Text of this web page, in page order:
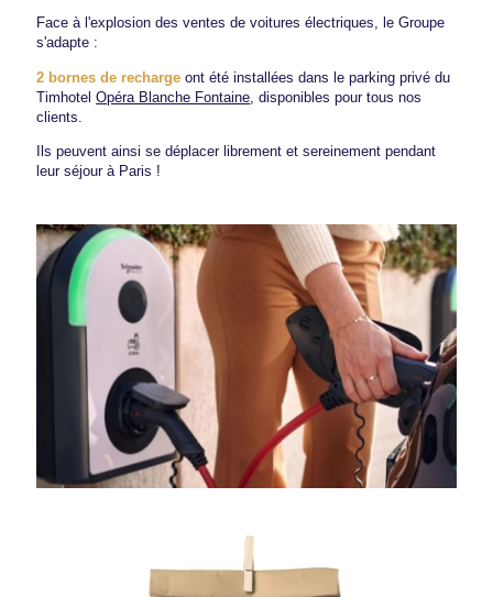
Face à l'explosion des ventes de voitures électriques, le Groupe
s'adapte :
2 bornes de recharge ont été installées dans le parking privé du
TimhotelOpéra Blanche Fontaine , disponibles pour tous nos
clients.
Ils peuvent ainsi se déplacer librement et sereinement pendant
leur séjour à Paris !